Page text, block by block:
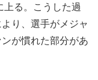
る。こうした過
り、選手がメジャ
が慣れた部分があ